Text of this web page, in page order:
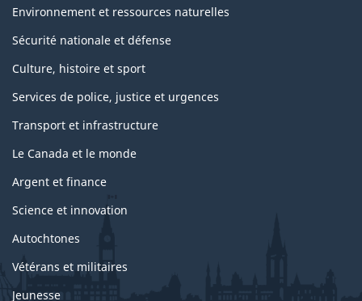
Environnement et ressources naturelles
Sécurité nationale et défense
Culture, histoire et sport
Services de police, justice et urgences
Transport et infrastructure
Le Canada et le monde
Argent et finance
Science et innovation
Autochtones
Vétérans et militaires
Jeunesse